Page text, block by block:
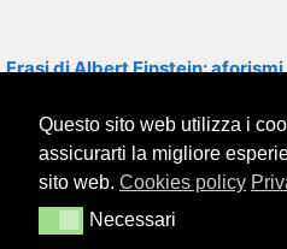
Frasi di Albert Einstein:
Frasi di George Orwell:
Frasi del Dalai Lama: aforismi,
Questo sito web utilizza i
assicurarti la migliore
sito web. Cookies policy
NecessariNecessari